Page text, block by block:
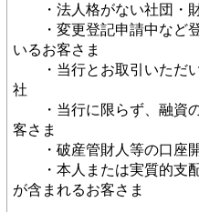
・法人格がない社団・財
・変更登記申請中など登
いるお客さま
・当行とお取引いただい
社
・当行に限らず、融資の
客さま
・破産管財人等の口座開
・本人または実質的支配
が含まれるお客さま